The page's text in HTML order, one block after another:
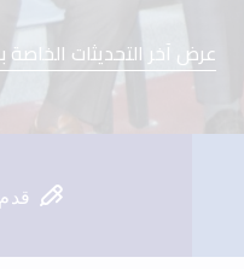
عرض آخر التحديثات
عرض آخر التحديثات الخاصة